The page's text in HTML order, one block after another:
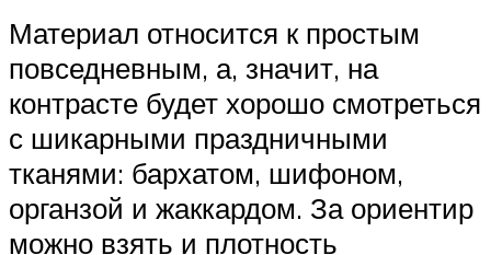
Материал относится к простым
повседневным, а, значит, на
контрасте будет хорошо смотреться
с шикарными праздничными
тканями: бархатом, шифоном,
органзой и жаккардом. За ориентир
можно взять и плотность